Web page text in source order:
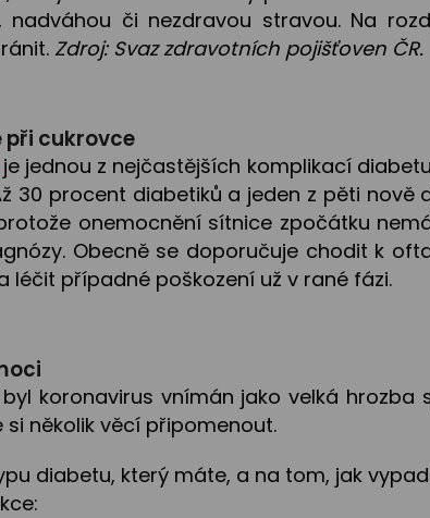
nadváhou či nezdravou stravou. Na
Zdroj: Svaz zdravotních pojišťoven ČR.
cukrovce
je jednou z nejčastějších komplikací
30 procent diabetiků a jeden z pěti
onemocnění sítnice zpočátku
Obecně se doporučuje chodit k
léčit případné poškození už v rané fázi.
koronavirus vnímán jako velká
několik věcí připomenout.
diabetu, který máte, a na tom, jak